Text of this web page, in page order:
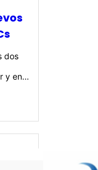
dos
y en…